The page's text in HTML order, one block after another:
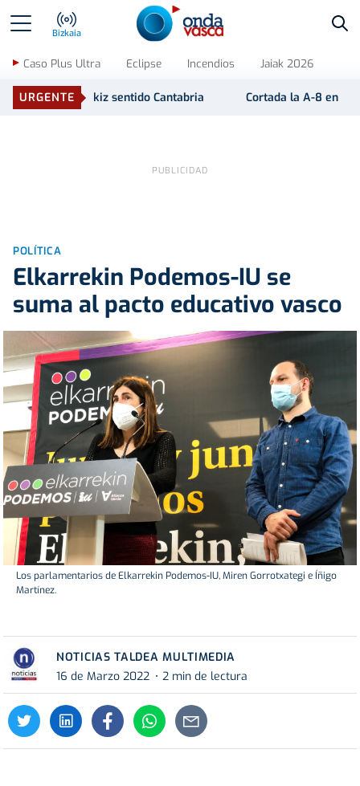
Bizkaia
Caso Plus Ultra Eclipse Incendios Jaiak 2026
URGENTE
Cantabria Cortada la A-8 en el puente de Muskiz
POLÍTICA
Elkarrekin Podemos-IU se
suma al pacto educativo vasco
Los parlamentarios de Elkarrekin Podemos-IU, Miren Gorrotxategi e Íñigo
Martínez.
NOTICIAS TALDEA MULTIMEDIA
16 de Marzo 2022
2 min de lectura